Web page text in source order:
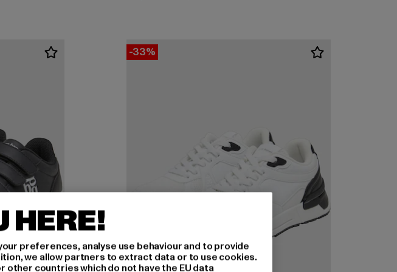
-33%
HERE!
preferences, analyse use behaviour and to provide
we allow partners to extract data or to use cookies.
other countries which do not have the EU data